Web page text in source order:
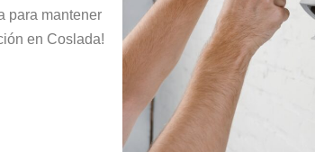
para mantener
en Coslada!